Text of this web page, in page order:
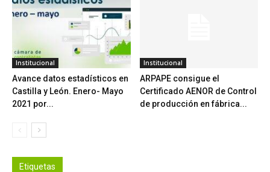
Institucional
Avance datos estadísticos en
Castilla y León. Enero- Mayo
2021 por...
Institucional
ARPAPE consigue el
Certificado AENOR de Control
de producción en fábrica...
Etiquetas